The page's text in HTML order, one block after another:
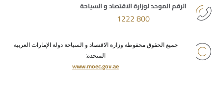
الرقم الموحد لوزارة الاقتصاد و السياحة
800 1222
جميع الحقوق محفوظة وزارة الاقتصاد و السياحة دولة الإمارات العربية
المتحدة:
www.moec.gov.ae